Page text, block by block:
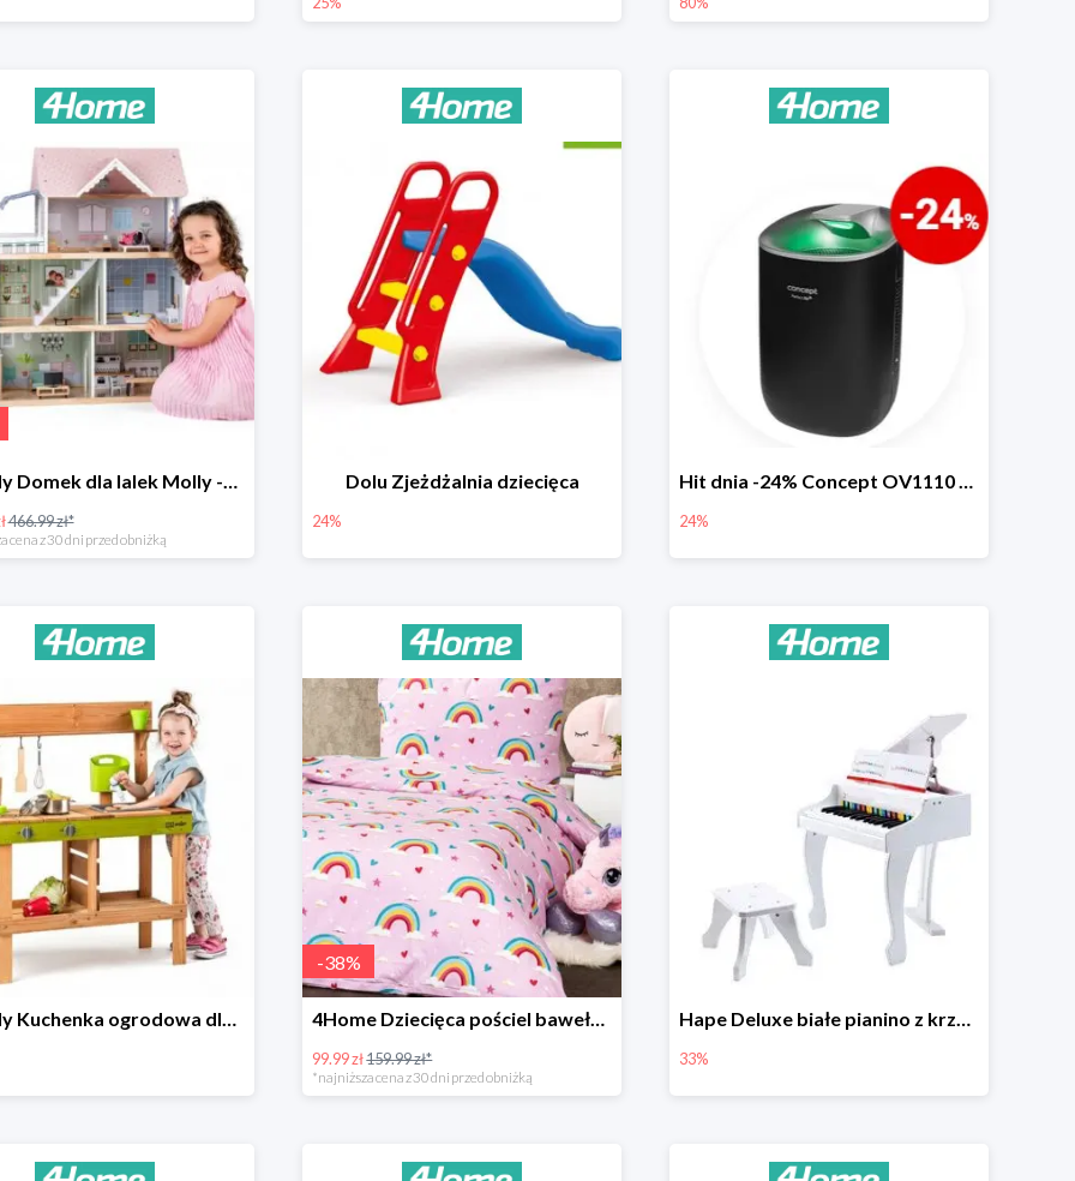
Woody Domek dla lalek Molly -78zł
466.99 zł*
cena z 30 dni przed obniżką
Dolu Zjeżdżalnia dziecięca
24%
Hit dnia -24% Concept OV1110 osuszacz powietrza Perfect Air
24%
Woody Kuchenka ogrodowa dla dzieci Rosalie
-38%
4Home Dziecięca pościel bawełniana Rainbow
99.99 zł159.99 zł*
*najniższa cena z 30 dni przed obniżką
Hape Deluxe białe pianino z krzesłem -33%
33%